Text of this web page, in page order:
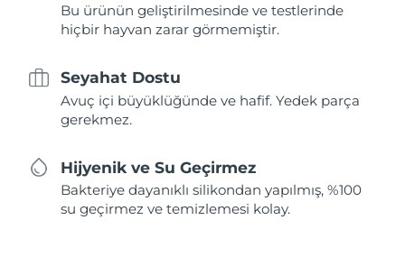
Bu ürünün geliştirilmesinde ve testlerinde
hiçbir hayvan zarar görmemiştir.
Seyahat Dostu
Avuç içi büyüklüğünde ve hafif. Yedek parça
gerekmez.
Hijyenik ve Su Geçirmez
Bakteriye dayanıklı silikondan yapılmış, %100
su geçirmez ve temizlemesi kolay.